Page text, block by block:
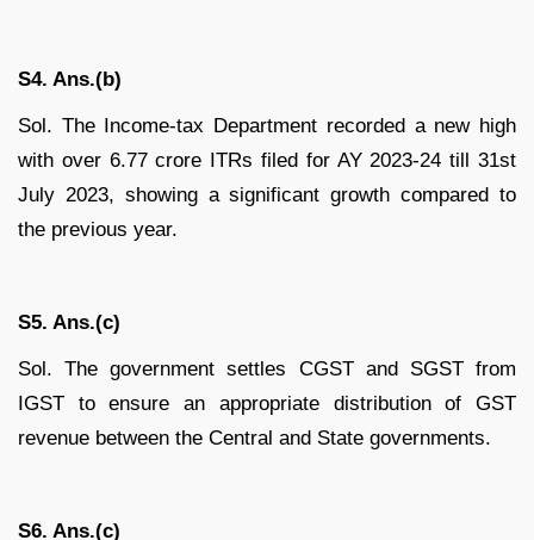
S4. Ans.(b)
Sol. The Income-tax Department recorded a new high
with over 6.77 crore ITRs filed for AY 2023-24 till 31st
July 2023, showing a significant growth compared to
the previous year.
S5. Ans.(c)
Sol. The government settles CGST and SGST from
IGST to ensure an appropriate distribution of GST
revenue between the Central and State governments.
S6. Ans.(c)